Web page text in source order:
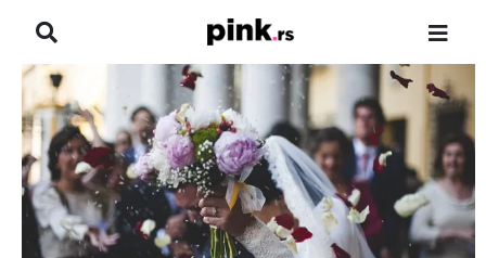
NASLOVNA
VESTI
ZADRUGA
SHOWBIZ